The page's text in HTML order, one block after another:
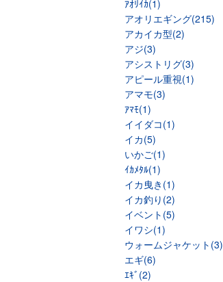
ｱｵﾘｲｶ(1)
アオリエギング(215)
アカイカ型(2)
アジ(3)
アシストリグ(3)
アピール重視(1)
アマモ(3)
ｱﾏﾓ(1)
イイダコ(1)
イカ(5)
いかご(1)
ｲｶﾒﾀﾙ(1)
イカ曳き(1)
イカ釣り(2)
イベント(5)
イワシ(1)
ウォームジャケット(3)
エギ(6)
ｴｷﾞ(2)